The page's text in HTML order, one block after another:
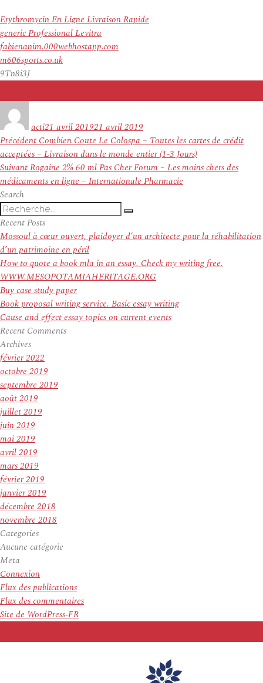
Erythromycin En Ligne Livraison Rapide
generic Professional Levitra
fabienanim.000webhostapp.com
m606sports.co.uk
9Tn8i3J
actile
21 avril 201921 avril 2019
Navigation
de
l’article
Précédent Article
précédent :
Combien Coute Le Colospa – Toutes les cartes de crédit
acceptées – Livraison dans le monde entier (1-3 Jours)
SuivantArticle
suivant :
Rogaine 2% 60 ml Pas Cher Forum – Les moins chers des
médicaments en ligne – Internationale Pharmacie
Search
Recherche
pour
:
Recherche
Recent Posts
Mossoul à cœur ouvert, plaidoyer d’un architecte pour la réhabilitation
d’un patrimoine en péril
How to quote a book mla in an essay. Check my writing free.
WWW.MESOPOTAMIAHERITAGE.ORG
Buy case study paper
Book proposal writing service. Basic essay writing
Cause and effect essay topics on current events
Recent Comments
Archives
février 2022
octobre 2019
septembre 2019
août 2019
juillet 2019
juin 2019
mai 2019
avril 2019
mars 2019
février 2019
janvier 2019
décembre 2018
novembre 2018
Categories
Aucune catégorie
Meta
Connexion
Flux des publications
Flux des commentaires
Site de WordPress-FR